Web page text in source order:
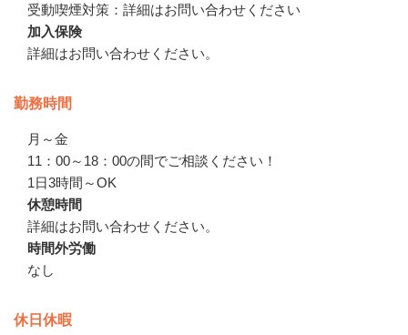
受動喫煙対策：詳細はお問い合わせください
加入保険
詳細はお問い合わせください。
勤務時間
月～金
11：00～18：00の間でご相談ください！
1日3時間～OK
休憩時間
詳細はお問い合わせください。
時間外労働
なし
休日休暇